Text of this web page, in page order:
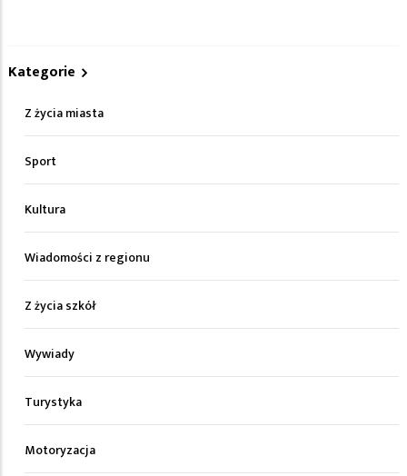
Kategorie
Z życia miasta
Sport
Kultura
Wiadomości z regionu
Z życia szkół
Wywiady
Turystyka
Motoryzacja